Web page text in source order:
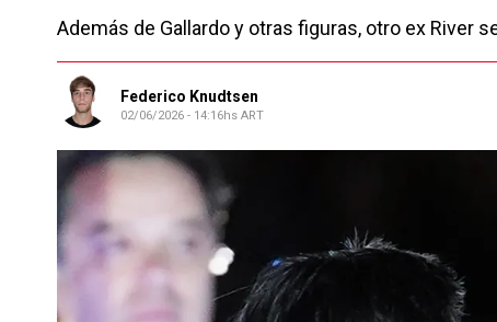
Además de Gallardo y otras figuras, otro ex River
Federico Knudtsen
02/06/2026 - 14:16hs ART